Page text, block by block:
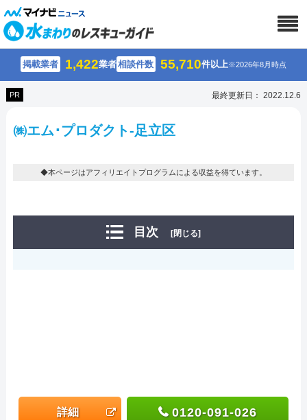
掲載業者 1,422業者相談件数 55,710件以上※2026年8月時点
PR 最終更新日： 2022.12.6
㈱エム･プロダクト-足立区
◆本ページはアフィリエイトプログラムによる収益を得ています。
目次 [閉じる]
詳細 0120-091-026